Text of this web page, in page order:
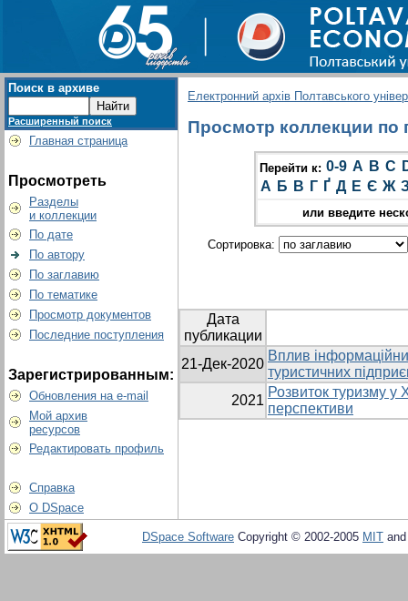
Поиск в архиве
Расширенный поиск
Главная страница
Просмотреть
Разделы
и коллекции
По дате
По автору
По заглавию
По тематике
Просмотр документов
Последние поступления
Зарегистрированным:
Обновления на e-mail
Мой архив
ресурсов
Редактировать профиль
Справка
О DSpace
Електронний архів Полтавського
Просмотр коллекции по
Перейти к: 0-9 A B C
А Б В Г Ґ Д Е Є Ж
или введите
Сортировка:
Дата
публикации
21-Дек-2020
Вплив
туристичних
2021
Розвиток туризму у
перспективи
DSpace Software Copyright © 2002-2005 MIT